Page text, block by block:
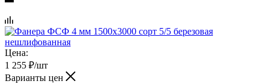
Цена:
1 255 ₽/шт
Варианты цен